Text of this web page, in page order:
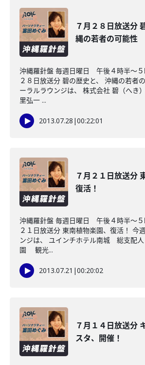
７月２８日放送分
縄の若者の可能性
沖縄羅針盤 毎週日曜日 午後４時半～
２８日放送分 碧の歴史と、 沖縄の若者
ーラルラウンジは、 株式会社 碧（へき
里弘一 ...
2013.07.28 |00:22:01
７月２１日放送分
復活！
沖縄羅針盤 毎週日曜日 午後４時半～
２１日放送分 東南植物楽園、復活！ 今
ンジは、 ユインチホテル南城 総支
園 観光...
2013.07.21 |00:20:02
７月１４日放送分
スタ、開催！